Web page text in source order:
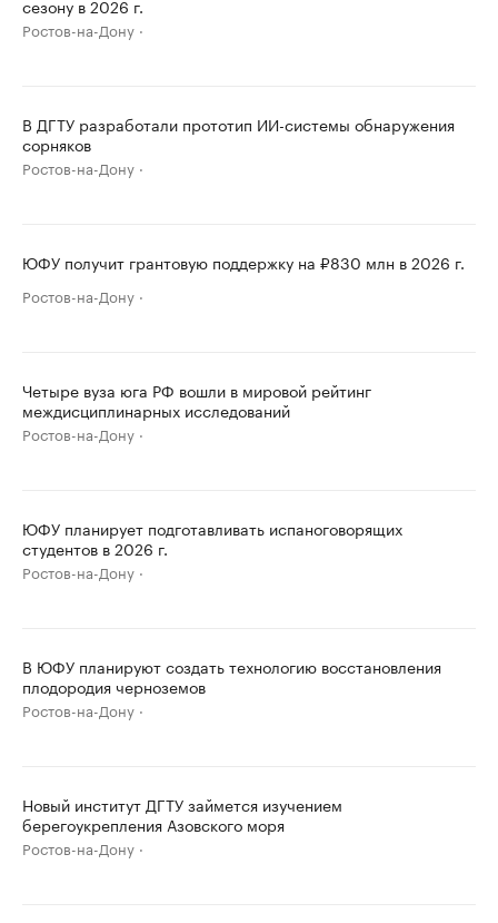
сезону в 2026 г.
Ростов-на-Дону
В ДГТУ разработали прототип ИИ-системы обнаружения
сорняков
Ростов-на-Дону
ЮФУ получит грантовую поддержку на ₽830 млн в 2026 г.
Ростов-на-Дону
Четыре вуза юга РФ вошли в мировой рейтинг
междисциплинарных исследований
Ростов-на-Дону
ЮФУ планирует подготавливать испаноговорящих
студентов в 2026 г.
Ростов-на-Дону
В ЮФУ планируют создать технологию восстановления
плодородия черноземов
Ростов-на-Дону
Новый институт ДГТУ займется изучением
берегоукрепления Азовского моря
Ростов-на-Дону